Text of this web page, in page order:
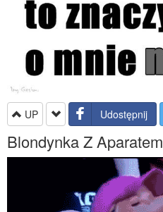
UP Udostępnij
Blondynka Z Aparatem